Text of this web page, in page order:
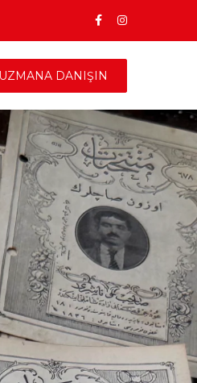
UZMANA DANIŞIN